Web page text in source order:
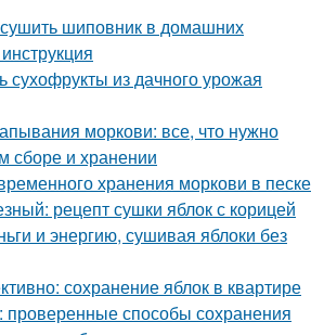
шиповник в домашних
сухофрукты из дачного урожая
моркови: все, что нужно
сборе и хранении
хранения моркови в песке
рецепт сушки яблок с корицей
и энергию, сушивая яблоки без
сохранение яблок в квартире
проверенные способы сохранения